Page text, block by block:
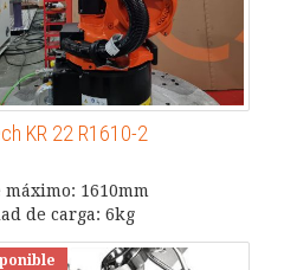
KR 22 R1610-2
máximo: 1610mm
de carga: 6kg